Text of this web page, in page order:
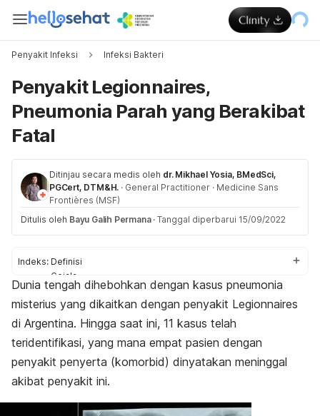
Penyakit Infeksi Infeksi Bakteri
Penyakit Legionnaires,
Pneumonia Parah yang Berakibat
Fatal
Ditinjau secara medis oleh dr. Mikhael Yosia, BMedSci,
PGCert, DTM&H. · General Practitioner · Medicine Sans
Frontières (MSF)
Ditulis oleh Bayu Galih Permana · Tanggal diperbarui 15/09/2022
Indeks: Definisi
Gejala
Penyebab
Faktor risiko
Komplikasi
Pengobatan
Pencegahan
Dunia tengah dihebohkan dengan kasus pneumonia
misterius yang dikaitkan dengan penyakit Legionnaires
di Argentina. Hingga saat ini, 11 kasus telah
teridentifikasi, yang mana empat pasien dengan
penyakit penyerta (komorbid) dinyatakan meninggal
akibat penyakit ini.